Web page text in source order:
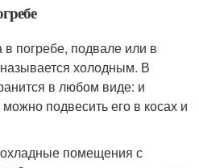
погребе, подвале или в
холодным. В
в любом виде: и
подвесить его в косах и
помещения с